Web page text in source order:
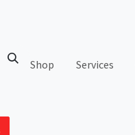
Shop Services